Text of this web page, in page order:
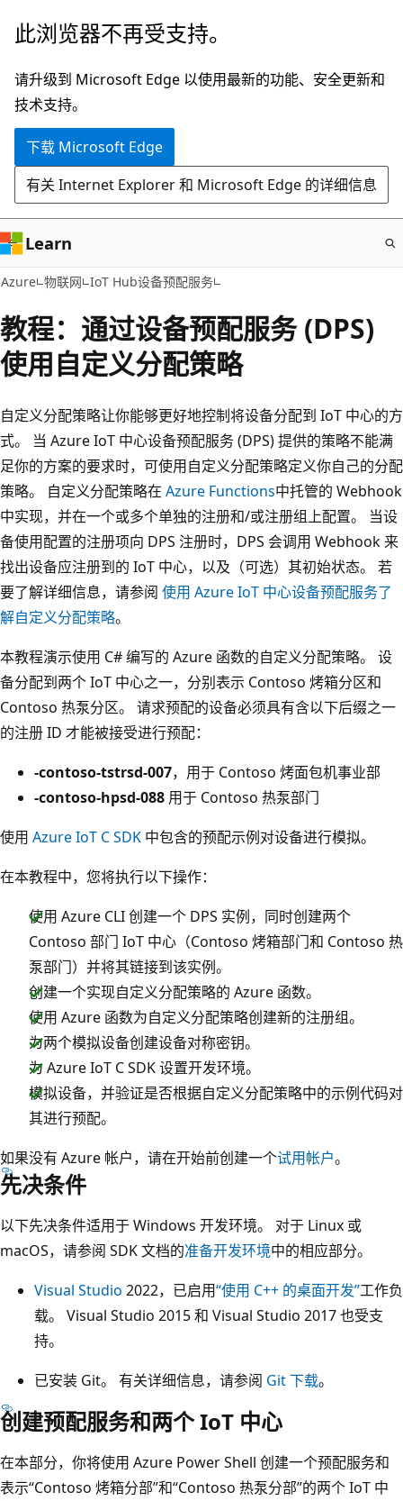
跳
主
要
内
此浏览器不再受支持。
请升级到 Microsoft Edge 以使用最新的功能、安全更新和
技术支持。
下载 Microsoft Edge
有关 Internet Explorer 和 Microsoft Edge 的详细信息
Learn
Azure 物联网 IoT Hub设备预配服务
教程：通过设备预配服务 (DPS)
使用自定义分配策略
自定义分配策略让你能够更好地控制将设备分配到 IoT 中心的方
式。 当 Azure IoT 中心设备预配服务 (DPS) 提供的策略不能满
足你的方案的要求时，可使用自定义分配策略定义你自己的分配
策略。 自定义分配策略在 Azure Functions中托管的 Webhook
中实现，并在一个或多个单独的注册和/或注册组上配置。 当设
备使用配置的注册项向 DPS 注册时，DPS 会调用 Webhook 来
找出设备应注册到的 IoT 中心，以及（可选）其初始状态。 若
要了解详细信息，请参阅 使用 Azure IoT 中心设备预配服务了
解自定义分配策略。
本教程演示使用 C# 编写的 Azure 函数的自定义分配策略。 设
备分配到两个 IoT 中心之一，分别表示 Contoso 烤箱分区和
Contoso 热泵分区。 请求预配的设备必须具有含以下后缀之一
的注册 ID 才能被接受进行预配：
-contoso-tstrsd-007，用于 Contoso 烤面包机事业部
-contoso-hpsd-088 用于 Contoso 热泵部门
使用 Azure IoT C SDK 中包含的预配示例对设备进行模拟。
在本教程中，您将执行以下操作：
使用 Azure CLI 创建一个 DPS 实例，同时创建两个
Contoso 部门 IoT 中心（Contoso 烤箱部门和 Contoso 热
泵部门）并将其链接到该实例。
创建一个实现自定义分配策略的 Azure 函数。
使用 Azure 函数为自定义分配策略创建新的注册组。
为两个模拟设备创建设备对称密钥。
为 Azure IoT C SDK 设置开发环境。
模拟设备，并验证是否根据自定义分配策略中的示例代码对
其进行预配。
如果没有 Azure 帐户，请在开始前创建一个试用帐户。
先决条件
以下先决条件适用于 Windows 开发环境。 对于 Linux 或
macOS，请参阅 SDK 文档的准备开发环境中的相应部分。
Visual Studio 2022，已启用“使用 C++ 的桌面开发”工作负
载。 Visual Studio 2015 和 Visual Studio 2017 也受支
持。
已安装 Git。 有关详细信息，请参阅 Git 下载。
创建预配服务和两个 IoT 中心
在本部分，你将使用 Azure Power Shell 创建一个预配服务和
表示“Contoso 烤箱分部”和“Contoso 热泵分部”的两个 IoT 中